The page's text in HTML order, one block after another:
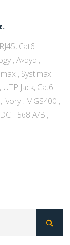
Cat6
, Avaya ,
, Systimax
Jack, Cat6
ivory , MGS400 ,
T568 A/B ,